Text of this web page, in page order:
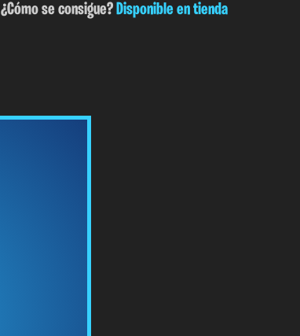
¿Cómo se consigue?Disponible en tienda